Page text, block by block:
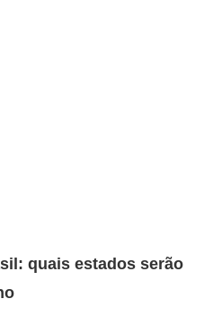
quais estados serão